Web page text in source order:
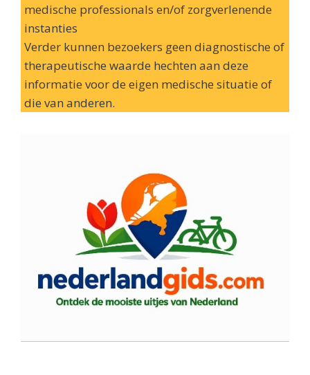
medische professionals en/of zorgverlenende
instanties
Verder kunnen bezoekers geen diagnostische of
therapeutische waarde hechten aan deze
informatie voor de eigen medische situatie of
die van anderen.